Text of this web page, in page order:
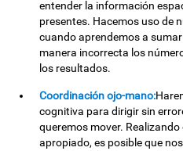
entender la información
presentes. Hacemos uso de
cuando aprendemos a
manera incorrecta los
los resultados.
Coordinación ojo-mano:
cognitiva para dirigir sin
queremos mover.
apropiado, es posible que